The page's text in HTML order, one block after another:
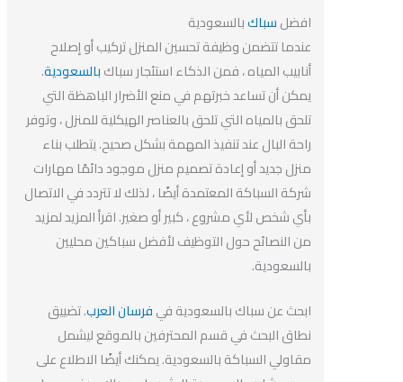
افضلسباكبالسعودية
عندما تتضمن وظيفة تحسين المنزل تركيب أو إصلاح
أنابيب المياه ، فمن الذكاء استئجار سباكبالسعودية.
يمكن أن تساعد خبرتهم في منع الأضرار الباهظة التي
تلحق بالمياه التي تلحق بالعناصر الهيكلية للمنزل ، وتوفر
راحة البال عند تنفيذ المهمة بشكل صحيح. يتطلب بناء
منزل جديد أو إعادة تصميم منزل موجود دائمًا مهارات
شركة السباكة المعتمدة أيضًا ، لذلك لا تتردد في الاتصال
بأي شخص لأي مشروع ، كبير أو صغير. اقرأ المزيد لمزيد
من النصائح حول التوظيف لأفضل سباكين محليين
بالسعودية.
ابحث عن سباك بالسعودية فيفرسان العرب. تضييق
نطاق البحث في قسم المحترفين بالموقع ليشمل
مقاولي السباكة بالسعودية. يمكنك أيضًا الاطلاع على